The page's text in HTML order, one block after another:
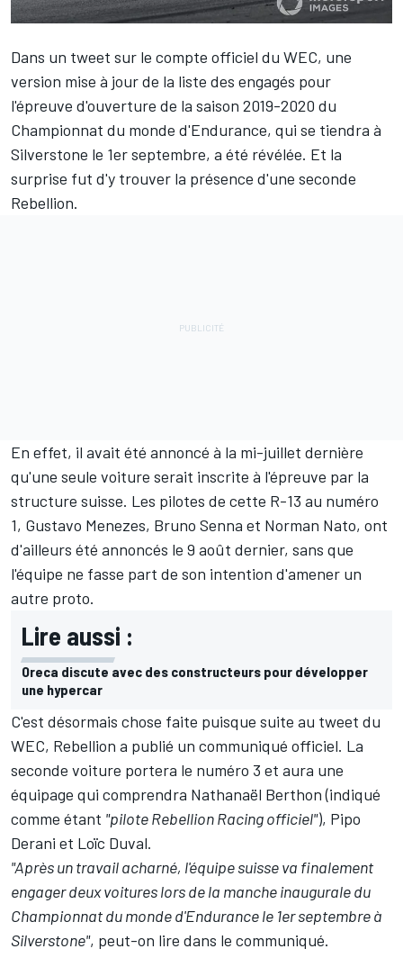
Dans un tweet sur le compte officiel du WEC, une
version mise à jour de la liste des engagés pour
l'épreuve d'ouverture de la saison 2019-2020 du
Championnat du monde d'Endurance, qui se tiendra à
Silverstone le 1er septembre, a été révélée. Et la
surprise fut d'y trouver la présence d'une seconde
Rebellion.
En effet, il avait été annoncé à la mi-juillet dernière
qu'une seule voiture serait inscrite à l'épreuve par la
structure suisse. Les pilotes de cette R-13 au numéro
1, Gustavo Menezes, Bruno Senna et Norman Nato, ont
d'ailleurs été annoncés le 9 août dernier, sans que
l'équipe ne fasse part de son intention d'amener un
autre proto.
Lire aussi :
Oreca discute avec des constructeurs pour développer
une hypercar
C'est désormais chose faite puisque suite au tweet du
WEC, Rebellion a publié un communiqué officiel. La
seconde voiture portera le numéro 3 et aura une
équipage qui comprendra Nathanaël Berthon (indiqué
comme étant "pilote Rebellion Racing officiel"), Pipo
Derani et Loïc Duval.
"Après un travail acharné, l'équipe suisse va finalement
engager deux voitures lors de la manche inaugurale du
Championnat du monde d'Endurance le 1er septembre à
Silverstone", peut-on lire dans le communiqué.